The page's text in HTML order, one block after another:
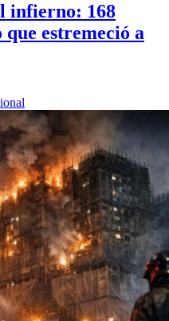
infierno: 168
estremeció a